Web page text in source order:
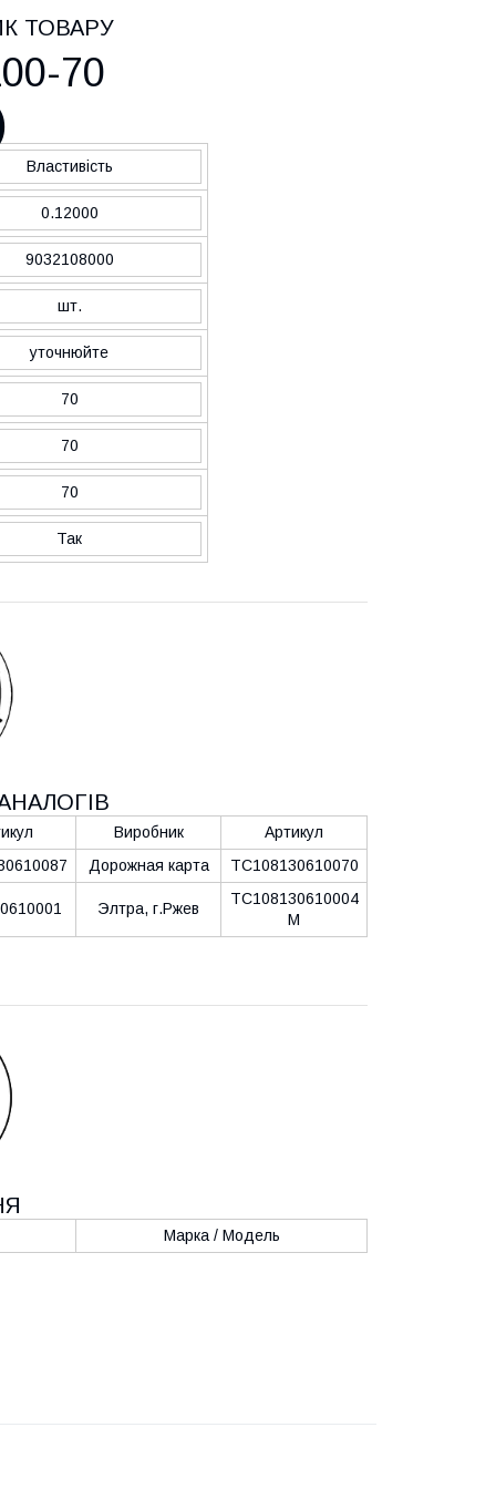
ТОВАРУ
70
Властивість
0.12000
9032108000
шт.
уточнюйте
70
70
70
Так
Виробник
Артикул
Дорожная карта ТС108130610070
Элтра, г.Ржев
ТС108130610004
М
Марка / Модель